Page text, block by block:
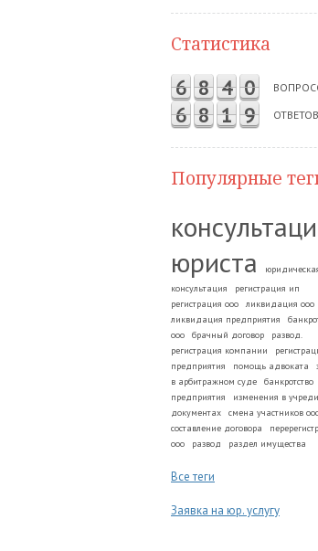
Статистика
6 8 4 0
6 8 1 9 ОТВЕТОВ
Популярные
юриста
консультация
регистрация ип
регистрация ооо
ликвидация ооо
ликвидация предприятия
ооо
брачный договор
развод.
регистрация компании
предприятия
помощь адвоката
в арбитражном суде
банкротство
предприятия
изменения в
документах
смена участников
составление договора
ооо
развод раздел имущества
Все теги
Заявка на юр. услугу